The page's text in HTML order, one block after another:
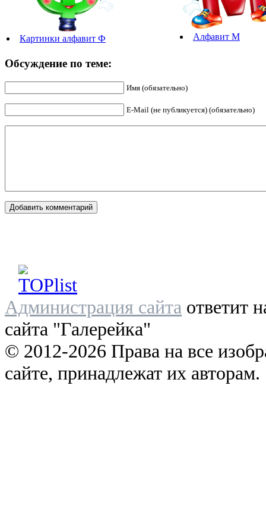
Картинки алфавит Ф Алфавит М
Обсуждение по теме:
Имя (обязательно)
E-Mail (не публикуется) (обязательно)
Администрация сайта ответит
сайта "Галерейка"
© 2012-2026 Права на все
сайте, принадлежат их авторам.